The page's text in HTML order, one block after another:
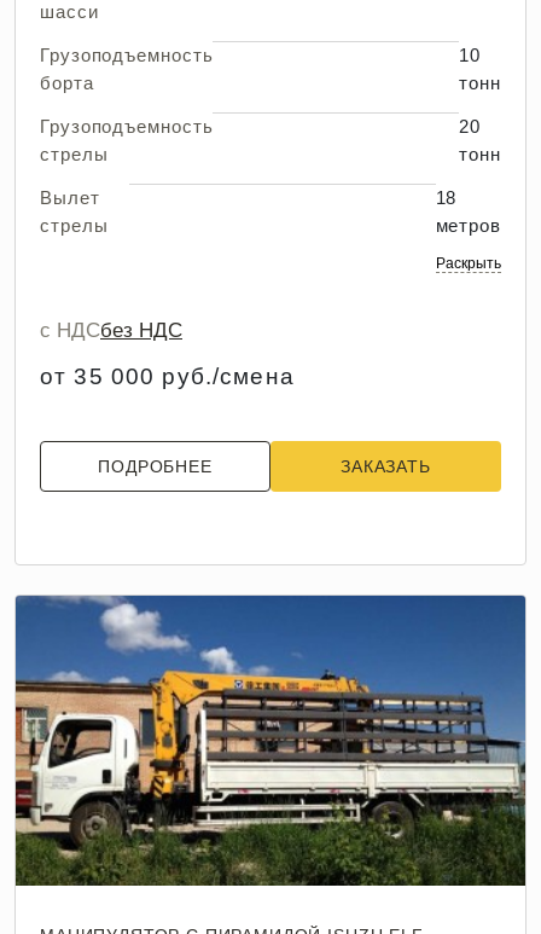
шасси
Грузоподъемность
борта
10
тонн
Грузоподъемность
стрелы
20
тонн
Вылет
стрелы
18
метров
Раскрыть
с НДСбез НДС
от 35 000 руб./смена
ПОДРОБНЕЕ ЗАКАЗАТЬ